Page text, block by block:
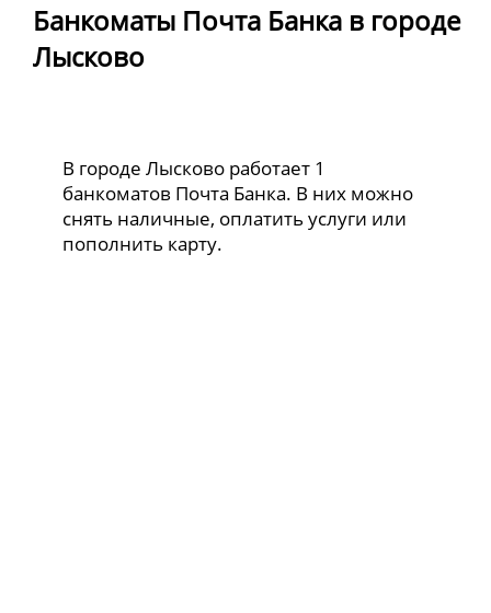
Банкоматы Почта Банка в городе
Лысково
В городе Лысково работает 1
банкоматов Почта Банка. В них можно
снять наличные, оплатить услуги или
пополнить карту.